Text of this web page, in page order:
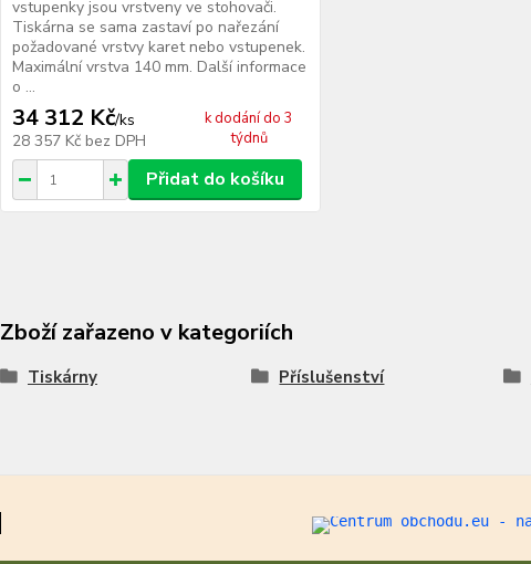
vstupenky jsou vrstveny ve stohovači.
Tiskárna se sama zastaví po nařezání
požadované vrstvy karet nebo vstupenek.
Maximální vrstva 140 mm. Další informace
o ...
34 312 Kč/ks
28 357 Kč bez DPH
k dodání do 3
týdnů
Přidat do košíku
Zboží zařazeno v kategoriích
Tiskárny Příslušenství